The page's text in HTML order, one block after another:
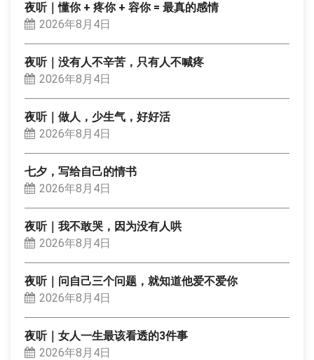
夜听｜懂你 + 疼你 + 容你 = 最真的感情
2026年8月4日
夜听｜没有人不辛苦，只有人不喊疼
2026年8月4日
夜听｜做人，少生气，好好活
2026年8月4日
七夕，写给自己的情书
2026年8月4日
夜听｜我不敢哭，因为没有人哄
2026年8月4日
夜听｜问自己三个问题，就知道他爱不爱你
2026年8月4日
夜听｜女人一生最该看透的3件事
2026年8月4日